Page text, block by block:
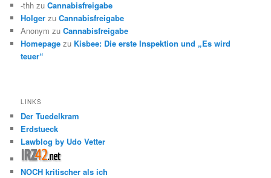
-thh zuCannabisfreigabe
Holger zuCannabisfreigabe
Anonym zuCannabisfreigabe
Homepage zu Kisbee: Die erste Inspektion und „Es wird
teuer“
LINKS
Der Tuedelkram
Erdstueck
Lawblog by Udo Vetter
NOCH kritischer als ich